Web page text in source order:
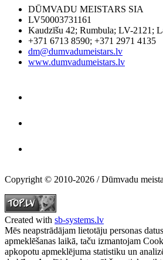
DŪMVADU MEISTARS SIA
LV50003731161
Kaudzīšu 42; Rumbula; LV-2121 ;
+371 6713 8590; +371 2971 4135
dm@dumvadumeistars.lv
www.dumvadumeistars.lv
Copyright © 2010-2026 / Dūmvadu
Created with sb-systems.lv
Mēs neapstrādājam lietotāju personas
apmeklēšanas laikā, taču izmantojam
apkopotu apmeklējuma statistiku un